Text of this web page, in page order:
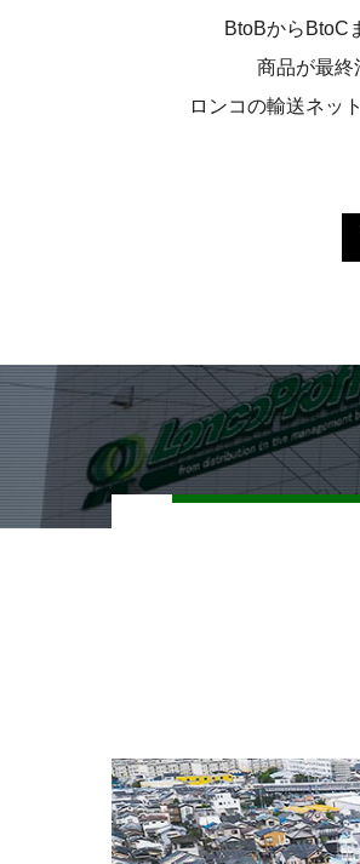
BtoBからBtoC
商品が最終
ロンコの輸送ネッ